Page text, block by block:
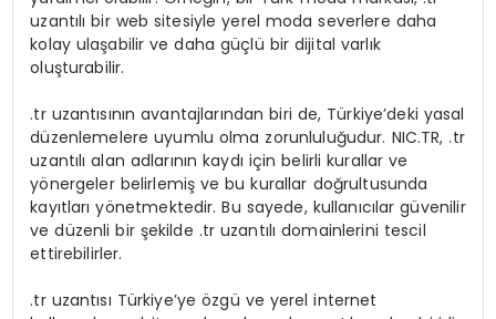
uzantılı bir web sitesiyle yerel moda severlere daha
kolay ulaşabilir ve daha güçlü bir dijital varlık
oluşturabilir.
.tr uzantısının avantajlarından biri de, Türkiye’deki yasal
düzenlemelere uyumlu olma zorunluluğudur. NIC.TR, .tr
uzantılı alan adlarının kaydı için belirli kurallar ve
yönergeler belirlemiş ve bu kurallar doğrultusunda
kayıtları yönetmektedir. Bu sayede, kullanıcılar güvenilir
ve düzenli bir şekilde .tr uzantılı domainlerini tescil
ettirebilirler.
.tr uzantısı Türkiye’ye özgü ve yerel internet